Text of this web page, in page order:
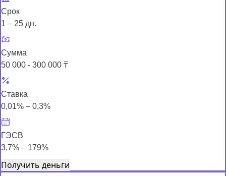
Срок
1 – 25 дн.
Сумма
50 000 - 300 000 ₸
Ставка
0,01% – 0,3%
ГЭСВ
3,7% – 179%
Получить деньги